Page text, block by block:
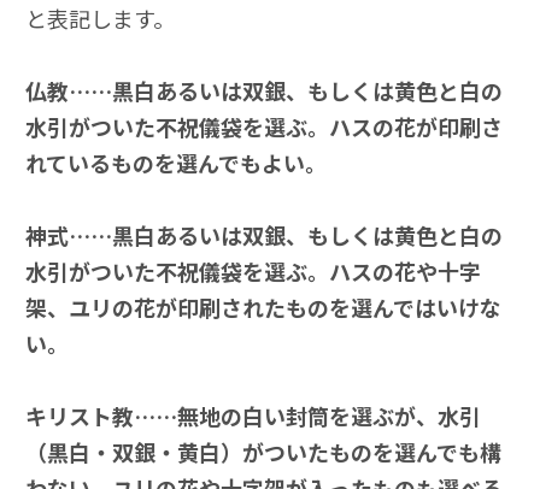
と表記します。
仏教……黒白あるいは双銀、もしくは黄色と白の
水引がついた不祝儀袋を選ぶ。ハスの花が印刷さ
れているものを選んでもよい。
神式……黒白あるいは双銀、もしくは黄色と白の
水引がついた不祝儀袋を選ぶ。ハスの花や十字
架、ユリの花が印刷されたものを選んではいけな
い。
キリスト教……無地の白い封筒を選ぶが、水引
（黒白・双銀・黄白）がついたものを選んでも構